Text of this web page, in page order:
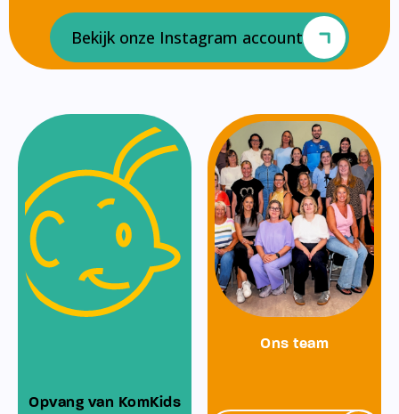
Bekijk onze Instagram account
Opvang van KomKids
Ons team